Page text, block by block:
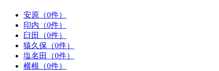
安原（0件）
印内（0件）
臼田（0件）
猿久保（0件）
塩名田（0件）
横根（0件）